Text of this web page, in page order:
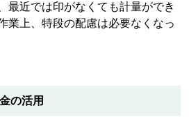
最近では印がなくても計量ができ
業上、特段の配慮は必要なくなっ
の活用